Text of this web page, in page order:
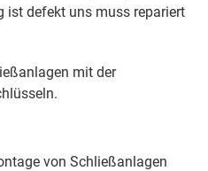
ist defekt uns muss repariert
mit der
von Schließanlagen